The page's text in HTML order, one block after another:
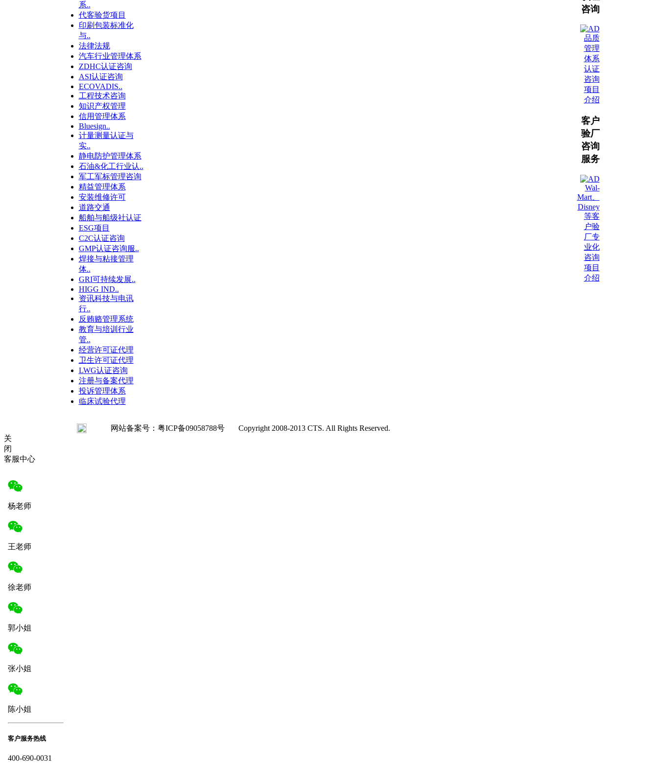
系..
代客验货项目
印刷包装标准化
与..
法律法规
汽车行业管理体系
ZDHC认证咨询
ASI认证咨询
ECOVADIS..
工程技术咨询
知识产权管理
信用管理体系
Bluesign..
计量测量认证与
实..
静电防护管理体系
石油&化工行业认..
军工军标管理咨询
精益管理体系
安装维修许可
道路交通
船舶与船级社认证
ESG项目
C2C认证咨询
GMP认证咨询服..
焊接与粘接管理
体..
GRI可持续发展..
HIGG IND..
资讯科技与电讯
行..
反贿赂管理系统
教育与培训行业
管..
经营许可证代理
卫生许可证代理
LWG认证咨询
注册与备案代理
投诉管理体系
临床试验代理
咨询
品质
管理
体系
认证
咨询
项目
介绍
客户
验厂
咨询
服务
Wal-
Mart、
Disney
等客
户验
厂专
业化
咨询
项目
介绍
网站备案号：粤ICP备09058788号 Copyright 2008-2013 CTS. All Rights Reserved.
关
闭
客服中心
杨老师
王老师
徐老师
郭小姐
张小姐
陈小姐
客户服务热线
400-690-0031